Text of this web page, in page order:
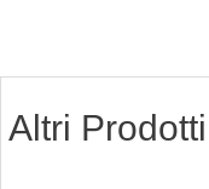
Altri